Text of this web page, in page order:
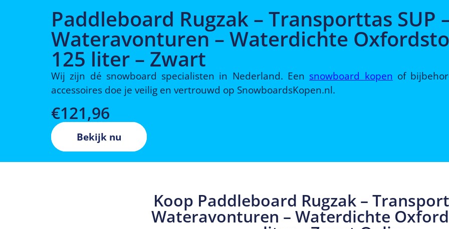
Paddleboard Rugzak – Transporttas SUP
Wateravonturen – Waterdichte
125 liter – Zwart
Wij zijn dé snowboard specialisten in Nederland. Een snowboard kopen of
accessoires doe je veilig en vertrouwd op SnowboardsKopen.nl.
€121,96
Bekijk nu
Koop Paddleboard Rugzak –
Wateravonturen – Waterdichte